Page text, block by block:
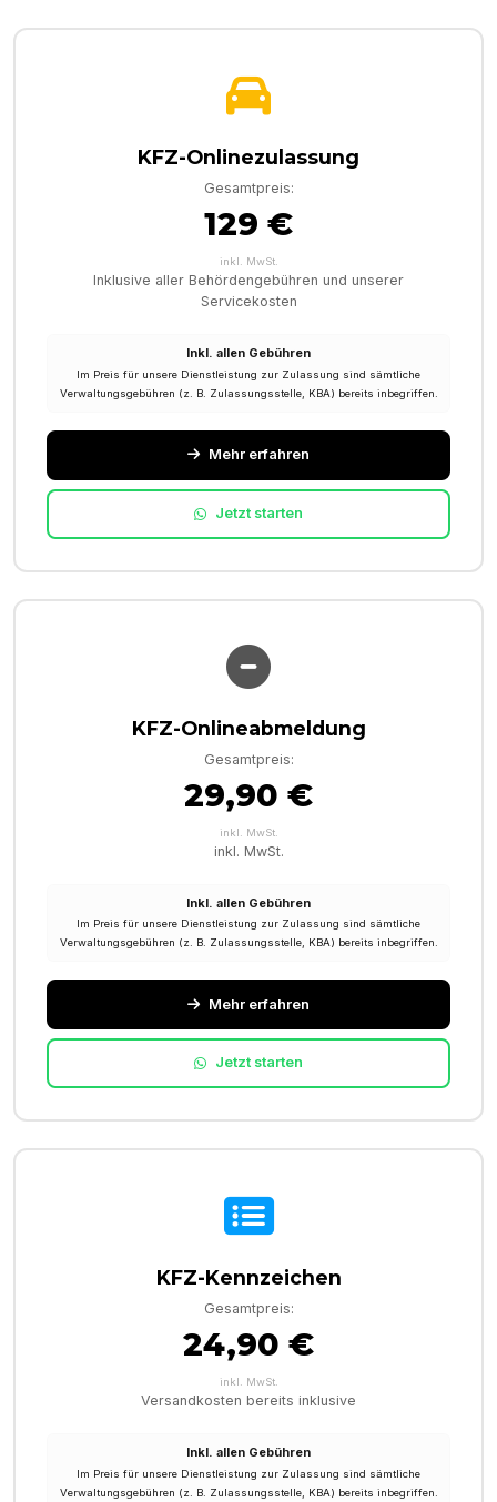
KFZ-Onlinezulassung
Gesamtpreis:
129 €
inkl. MwSt.
Inklusive aller Behördengebühren und unserer
Servicekosten
Inkl. allen Gebühren
Im Preis für unsere Dienstleistung zur Zulassung sind sämtliche
Verwaltungsgebühren (z. B. Zulassungsstelle, KBA) bereits inbegriffen.
Mehr erfahren
Jetzt starten
KFZ-Onlineabmeldung
Gesamtpreis:
29,90 €
inkl. MwSt.
inkl. MwSt.
Inkl. allen Gebühren
Im Preis für unsere Dienstleistung zur Zulassung sind sämtliche
Verwaltungsgebühren (z. B. Zulassungsstelle, KBA) bereits inbegriffen.
Mehr erfahren
Jetzt starten
KFZ-Kennzeichen
Gesamtpreis:
24,90 €
inkl. MwSt.
Versandkosten bereits inklusive
Inkl. allen Gebühren
Im Preis für unsere Dienstleistung zur Zulassung sind sämtliche
Verwaltungsgebühren (z. B. Zulassungsstelle, KBA) bereits inbegriffen.